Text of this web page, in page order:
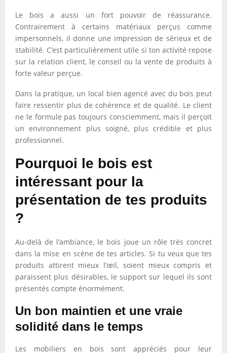
Le bois a aussi un fort pouvoir de réassurance.
Contrairement à certains matériaux perçus comme
impersonnels, il donne une impression de sérieux et de
stabilité. C’est particulièrement utile si ton activité repose
sur la relation client, le conseil ou la vente de produits à
forte valeur perçue.
Dans la pratique, un local bien agencé avec du bois peut
faire ressentir plus de cohérence et de qualité. Le client
ne le formule pas toujours consciemment, mais il perçoit
un environnement plus soigné, plus crédible et plus
professionnel.
Pourquoi le bois est
intéressant pour la
présentation de tes produits
?
Au-delà de l’ambiance, le bois joue un rôle très concret
dans la mise en scène de tes articles. Si tu veux que tes
produits attirent mieux l’œil, soient mieux compris et
paraissent plus désirables, le support sur lequel ils sont
présentés compte énormément.
Un bon maintien et une vraie
solidité dans le temps
Les mobiliers en bois sont appréciés pour leur